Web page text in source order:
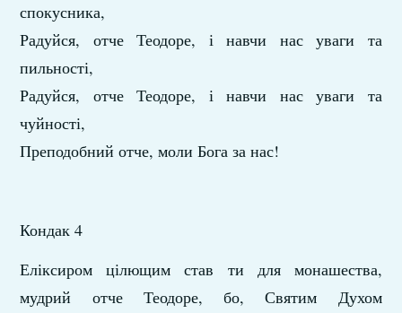
спокусника,
Радуйся, отче Теодоре, і навчи нас уваги та
пильності,
Радуйся, отче Теодоре, і навчи нас уваги та
чуйності,
Преподобний отче, моли Бога за нас!
Кондак 4
Еліксиром цілющим став ти для монашества,
мудрий отче Теодоре, бо, Святим Духом